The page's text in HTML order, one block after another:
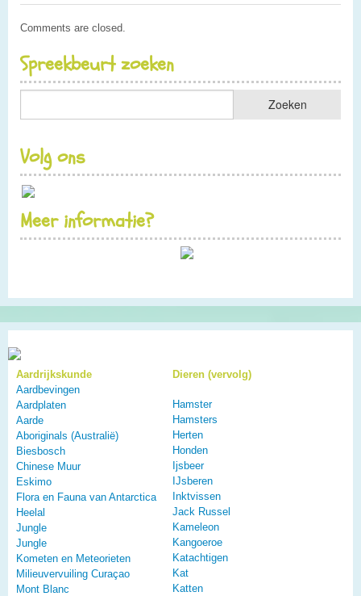
Comments are closed.
Spreekbeurt zoeken
Volg ons
Meer informatie?
Aardrijkskunde
Aardbevingen
Aardplaten
Aarde
Aboriginals (Australië)
Biesbosch
Chinese Muur
Eskimo
Flora en Fauna van Antarctica
Heelal
Jungle
Jungle
Kometen en Meteorieten
Milieuvervuiling Curaçao
Mont Blanc
Dieren (vervolg)
Hamster
Hamsters
Herten
Honden
Ijsbeer
IJsberen
Inktvissen
Jack Russel
Kameleon
Kangoeroe
Katachtigen
Kat
Katten